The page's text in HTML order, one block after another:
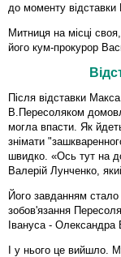
до моменту
Митниця на місці
його кум-прокурор
Після відставки
В.Пересоляком
могла впасти. Як
знімати
швидко. «Ось тут на
Валерій Лунченко,
Його завданням стало
зобов'язання
Івануса - Олександра
І у нього це вийшло.